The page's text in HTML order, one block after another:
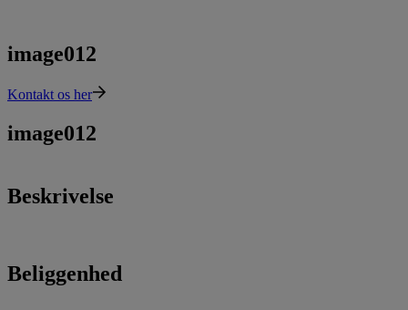
image012
Kontakt os her
image012
Beskrivelse
Beliggenhed